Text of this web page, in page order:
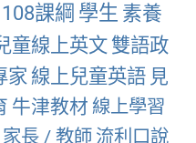
108課綱 學生 素養
童線上英文 雙語政
家 線上兒童英語 見
牛津教材 線上學習
家長 / 教師 流利口說